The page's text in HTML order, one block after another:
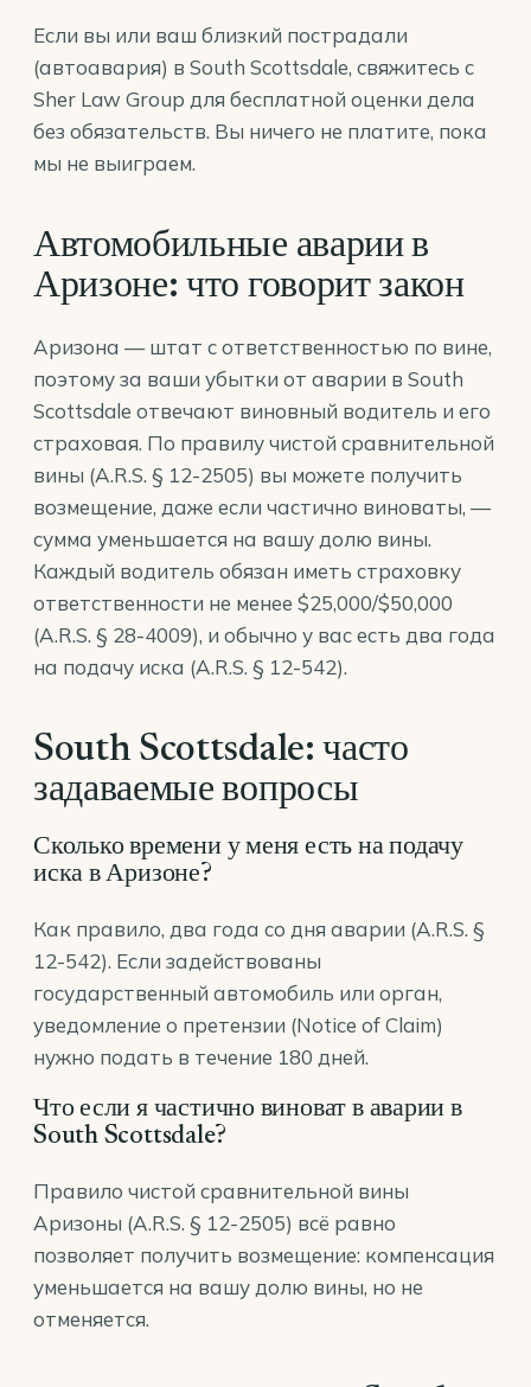
Если вы или ваш близкий пострадали
(автоавария) в South Scottsdale, свяжитесь с
Sher Law Group для бесплатной оценки дела
без обязательств. Вы ничего не платите, пока
мы не выиграем.
Автомобильные аварии в
Аризоне: что говорит закон
Аризона — штат с ответственностью по вине,
поэтому за ваши убытки от аварии в South
Scottsdale отвечают виновный водитель и его
страховая. По правилу чистой сравнительной
вины (A.R.S. § 12-2505) вы можете получить
возмещение, даже если частично виноваты, —
сумма уменьшается на вашу долю вины.
Каждый водитель обязан иметь страховку
ответственности не менее $25,000/$50,000
(A.R.S. § 28-4009), и обычно у вас есть два года
на подачу иска (A.R.S. § 12-542).
South Scottsdale: часто
задаваемые вопросы
Сколько времени у меня есть на подачу
иска в Аризоне?
Как правило, два года со дня аварии (A.R.S. §
12-542). Если задействованы
государственный автомобиль или орган,
уведомление о претензии (Notice of Claim)
нужно подать в течение 180 дней.
Что если я частично виноват в аварии в
South Scottsdale?
Правило чистой сравнительной вины
Аризоны (A.R.S. § 12-2505) всё равно
позволяет получить возмещение: компенсация
уменьшается на вашу долю вины, но не
отменяется.